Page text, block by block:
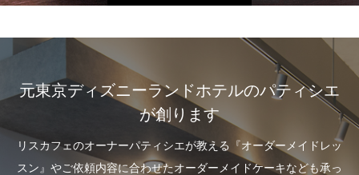
元東京ディズニーランドホテルのパティシエ
が創ります
リスカフェのオーナーパティシエが教える『オーダーメイドレッ
スン』やご依頼内容に合わせたオーダーメイドケーキなども承っ